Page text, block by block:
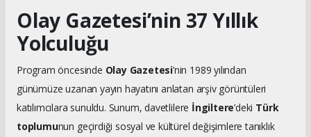
Olay Gazetesi’nin 37 Yıllık
Yolculuğu
Program öncesinde Olay Gazetesi’nin 1989 yılından
günümüze uzanan yayın hayatını anlatan arşiv görüntüleri
katılımcılara sunuldu. Sunum, davetlilere İngiltere’deki Türk
toplumunun geçirdiği sosyal ve kültürel değişimlere tanıklık